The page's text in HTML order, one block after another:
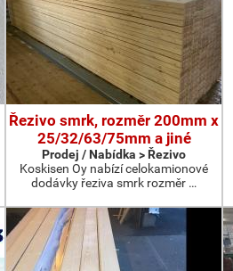
Řezivo smrk, rozměr 200mm x
25/32/63/75mm a jiné
Prodej / Nabídka > Řezivo
Koskisen Oy nabízí celokamionové
dodávky řeziva smrk rozměr …